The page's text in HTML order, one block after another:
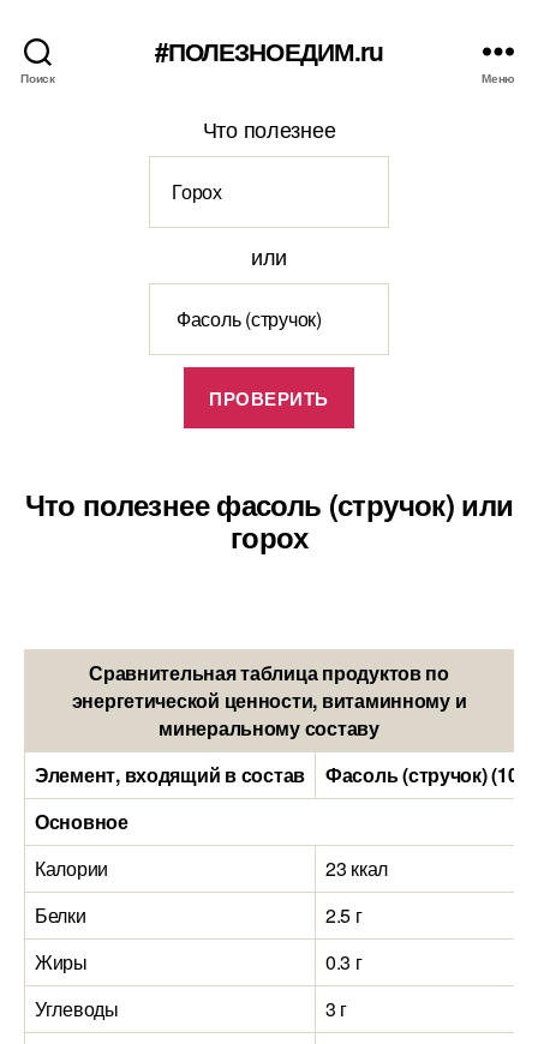
Поиск
#ПОЛЕЗНОЕДИМ.ru
Меню
Что полезнее
или
Что полезнее фасоль (стручок) или
горох
Сравнительная таблица продуктов по
энергетической ценности, витаминному и
минеральному составу
Элемент, входящий в состав
Фасоль (стручок) (100
Основное
Калории
23 ккал
Белки
2.5 г
Жиры
0.3 г
Углеводы
3 г